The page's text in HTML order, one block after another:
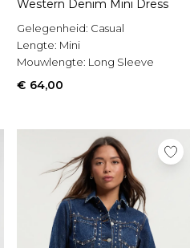
Western Denim Mini Dress
Gelegenheid: Casual
Lengte: Mini
Mouwlengte: Long Sleeve
€ 64,00